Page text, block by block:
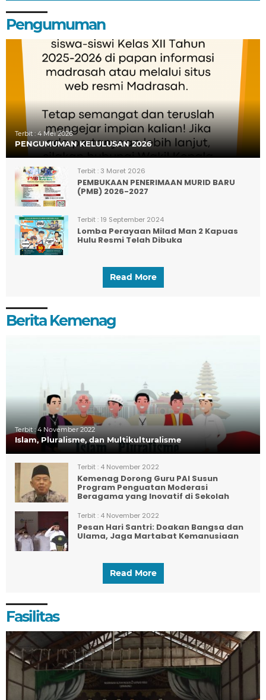
Pengumuman
Terbit : 4 Mei 2026
PENGUMUMAN KELULUSAN 2026
Terbit : 3 Maret 2026
PEMBUKAAN PENERIMAAN MURID BARU
(PMB) 2026-2027
Terbit : 19 September 2024
Lomba Perayaan Milad Man 2 Kapuas
Hulu Resmi Telah Dibuka
Read More
Berita Kemenag
Terbit :4 November 2022
Islam, Pluralisme, dan Multikulturalisme
Terbit : 4 November 2022
Kemenag Dorong Guru PAI Susun
Program Penguatan Moderasi
Beragama yang Inovatif di Sekolah
Terbit : 4 November 2022
Pesan Hari Santri: Doakan Bangsa dan
Ulama, Jaga Martabat Kemanusiaan
Read More
Fasilitas